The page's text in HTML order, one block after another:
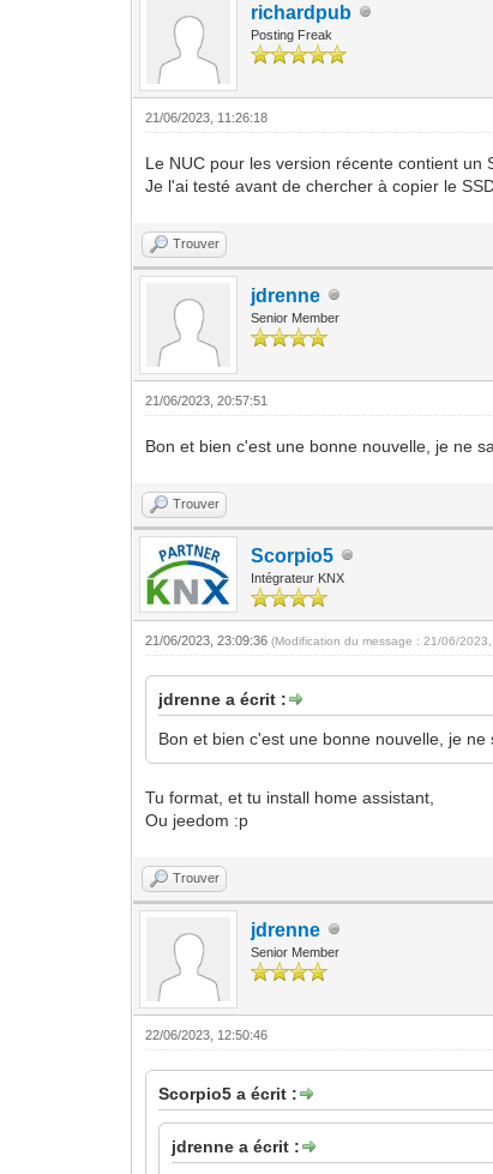
richardpub
Posting Freak
21/06/2023, 11:26:18
Le NUC pour les version récente contient un
Je l'ai testé avant de chercher à copier le
Trouver
jdrenne
Senior Member
21/06/2023, 20:57:51
Bon et bien c'est une bonne nouvelle, je ne
Trouver
Scorpio5
Intégrateur KNX
21/06/2023, 23:09:36(Modification du message : 21/06/
jdrenne a écrit :
Bon et bien c'est une bonne nouvelle, je
Tu format, et tu install home assistant,
Ou jeedom :p
Trouver
jdrenne
Senior Member
22/06/2023, 12:50:46
Scorpio5 a écrit :
jdrenne a écrit :